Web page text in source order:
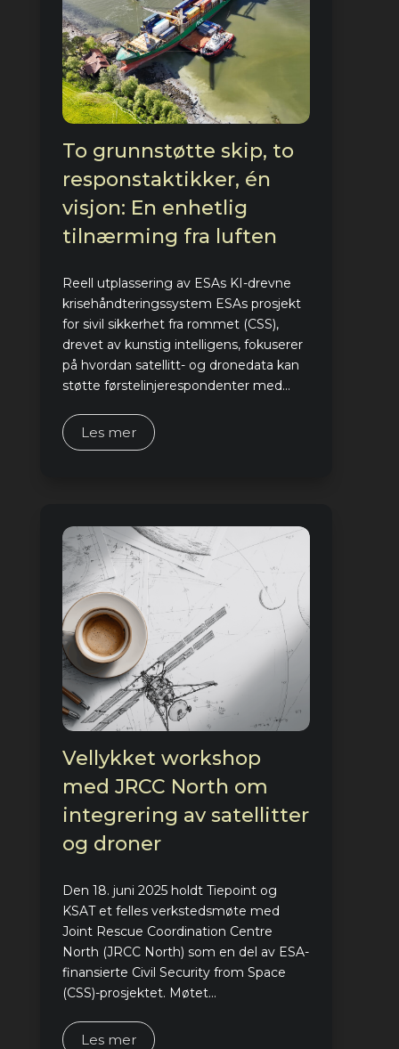
To grunnstøtte skip, to
responstaktikker, én
visjon: En enhetlig
tilnærming fra luften
Reell utplassering av ESAs KI-drevne
krisehåndteringssystem ESAs prosjekt
for sivil sikkerhet fra rommet (CSS),
drevet av kunstig intelligens, fokuserer
på hvordan satellitt- og dronedata kan
støtte førstelinjerespondenter med...
Les mer
Vellykket workshop
med JRCC North om
integrering av satellitter
og droner
Den 18. juni 2025 holdt Tiepoint og
KSAT et felles verkstedsmøte med
Joint Rescue Coordination Centre
North (JRCC North) som en del av ESA-
finansierte Civil Security from Space
(CSS)-prosjektet. Møtet...
Les mer